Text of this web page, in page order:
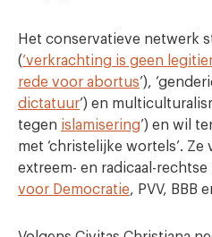
Het conservatieve netwerk
(‘verkrachting is geen
rede voor abortus’),
dictatuur’) en
tegen islamisering’) en wil
met ‘christelijke wortels’.
extreem- en radicaal-
voor Democratie, PVV, BBB